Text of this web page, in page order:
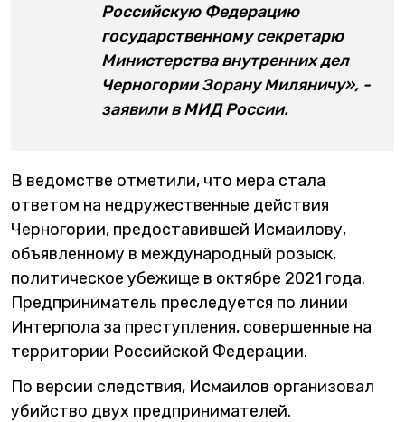
Российскую Федерацию
государственному секретарю
Министерства внутренних дел
Черногории Зорану Миляничу», -
заявили в МИД России.
В ведомстве отметили, что мера стала
ответом на недружественные действия
Черногории, предоставившей Исмаилову,
объявленному в международный розыск,
политическое убежище в октябре 2021 года.
Предприниматель преследуется по линии
Интерпола за преступления, совершенные на
территории Российской Федерации.
По версии следствия, Исмаилов организовал
убийство двух предпринимателей.